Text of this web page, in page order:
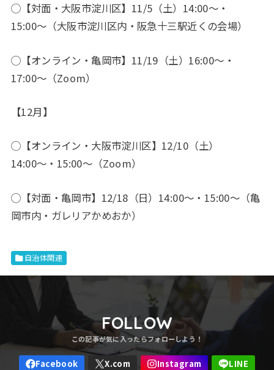
◯【対面・大阪市淀川区】11/5（土）14:00〜・
15:00〜（大阪市淀川区内・阪急十三駅近くの会場）
◯【オンライン・亀岡市】11/19（土）16:00〜・
17:00〜（Zoom）
【12月】
◯【オンライン・大阪市淀川区】12/10（土）
14:00〜・15:00〜（Zoom）
◯【対面・亀岡市】12/18（日）14:00〜・15:00〜（亀
岡市内・ガレリアかめおか）
自治体関連
FOLLOW